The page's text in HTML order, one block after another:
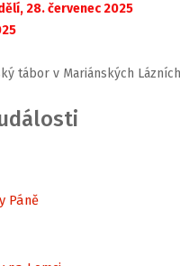
28. červenec 2025
tábor v Mariánských
Páně